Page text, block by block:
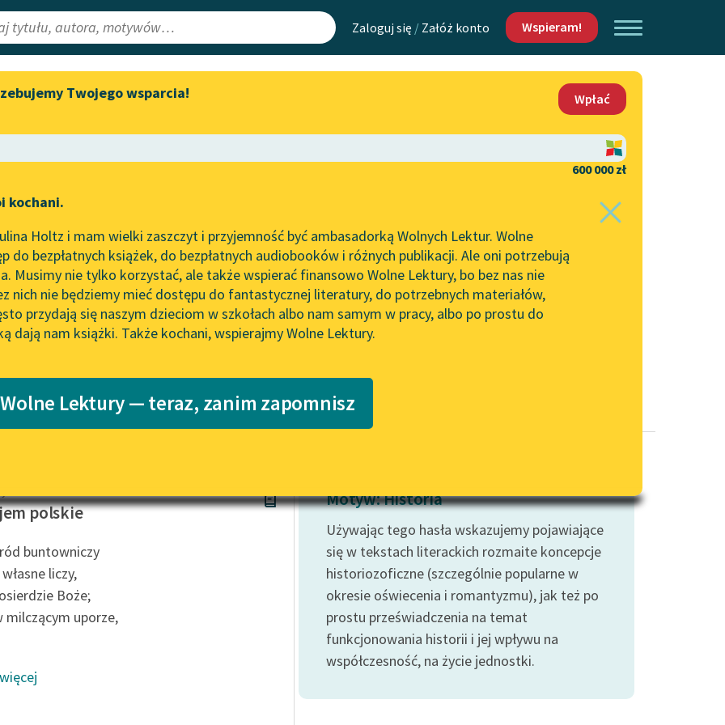
Zaloguj się / Załóż konto Wspieram!
Lektury
redakcyjne
Aktualności
„Prokurator Alicja Horn” do
literatury skandynawskiej
Spotkanie z Katarzyną Tunkiel
w Oslo
102. lata temu zmarł Joseph
Conrad
Lektury szkolne i klasyka
literatury do słuchania dla
E-kolekcja lektur szkolnych i
literatury do słuchania dla
literatury feministycznej
Mapa Wolnych Lektur
Leśmianator
API
OAI-PMH
Widget Wolnych Lektur
Katalog
Katalog w formacie PDF
Kontakt
O projekcie
Zasady wykorzystania
Wolnych Lektur
Logotypy
Materiały promocyjne
wrażliwych
Deklaracja dostępności
Twojego wsparcia!
Wpłać
600 000 zł
kochani.
Holtz i mam wielki zaszczyt i przyjemność być ambasadorką Wolnych Lektur. Wolne
do bezpłatnych książek, do bezpłatnych audiobooków i różnych publikacji. Ale oni potrzebują
Musimy nie tylko korzystać, ale także wspierać finansowo Wolne Lektury, bo bez nas nie
nich nie będziemy mieć dostępu do fantastycznej literatury, do potrzebnych materiałów,
przydają się naszym dzieciom w szkołach albo nam samym w pracy, albo po prostu do
dają nam książki. Także kochani, wspierajmy Wolne Lektury.
Lektury — teraz, zanim zapomnisz
Lucjan Rydel✖
polskie
buntowniczy
własne liczy,
Boże;
milczącym uporze,
Motyw: Historia
Używając tego hasła wskazujemy pojawiające
się w tekstach literackich rozmaite koncepcje
historiozoficzne (szczególnie popularne w
okresie oświecenia i romantyzmu), jak też po
prostu przeświadczenia na temat
funkcjonowania historii i jej wpływu na
współczesność, na życie jednostki.